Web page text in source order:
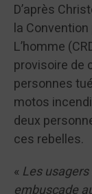
D’après
la
L’homme
provisoire de
personnes
motos
deux
ces rebelles.
« Les